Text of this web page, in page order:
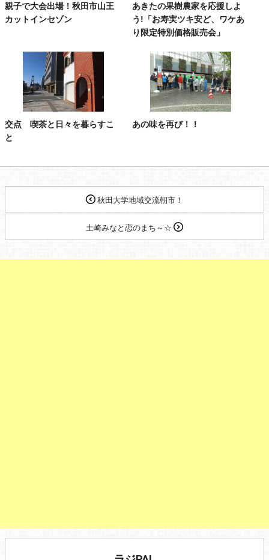
親子で大会出場！秋田市山王
カットインセゾン
あきたの果樹農家を応援しよ
う!「お寿実ツキ安ど、ワケあ
り限定特別価格販売会」
交点 喫茶と日々を暮らすこ
と
あの味を再び！！
秋田大学地域交流朝市！
土崎みなと恋のまち～☆